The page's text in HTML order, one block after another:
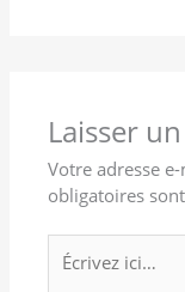
Laisser
Votre adresse
obligatoires
Écrivez
ici…